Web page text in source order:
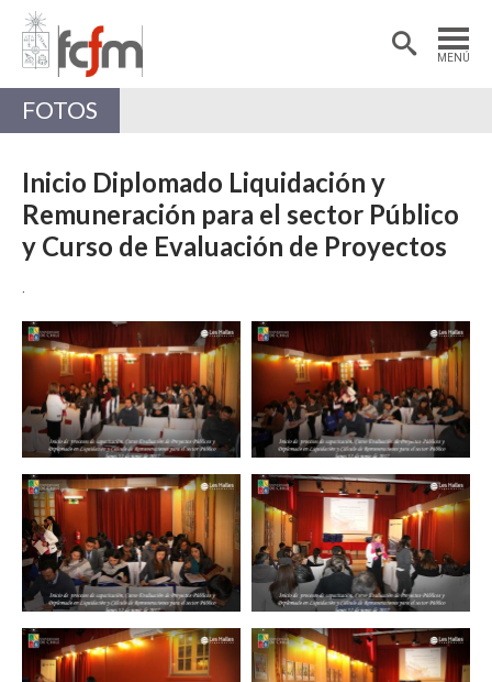
MENÚ
Estudiantes
Académicas/os
FOTOS
Inicio Diplomado Liquidación y
Remuneración para el sector Público
y Curso de Evaluación de Proyectos
.
Zoom Zoom
Zoom Zoom
Zoom Zoom